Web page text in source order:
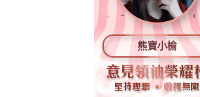
熊寶小榆